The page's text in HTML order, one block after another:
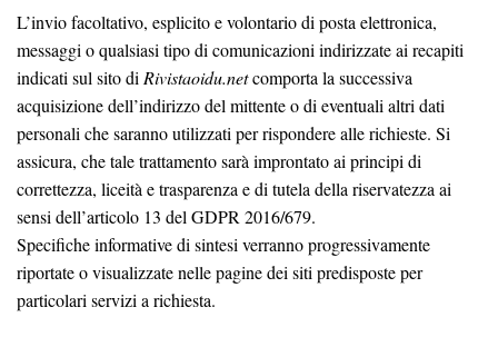
L’invio facoltativo, esplicito e volontario di posta elettronica,
messaggi o qualsiasi tipo di comunicazioni indirizzate ai recapiti
indicati sul sito diRivistaoidu.netcomporta la successiva
acquisizione dell’indirizzo del mittente o di eventuali altri dati
personali che saranno utilizzati per rispondere alle richieste. Si
assicura, che tale trattamento sarà improntato ai principi di
correttezza, liceità e trasparenza e di tutela della riservatezza ai
sensi dell’articolo 13 del GDPR 2016/679.
Specifiche informative di sintesi verranno progressivamente
riportate o visualizzate nelle pagine dei siti predisposte per
particolari servizi a richiesta.